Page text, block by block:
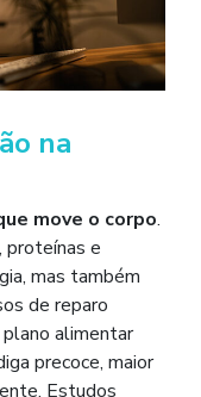
na
move o corpo.
proteínas e
mas também
de reparo
alimentar
precoce, maior
Estudos